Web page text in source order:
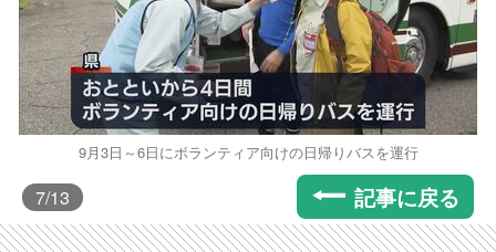
9月3日～6日にボランティア向けの日帰りバスを運行
7/13 記事に戻る